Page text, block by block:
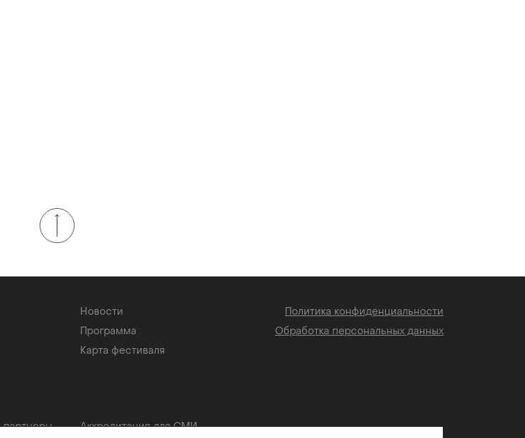
Новости
Программа
Карта фестиваля
партнеры Аккредитация для СМИ
Политика конфиденциальности
Обработка персональных данных